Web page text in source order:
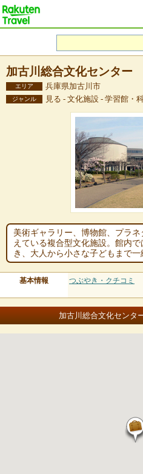
加古川総合文化センター
エリア 兵庫県加古川市
ジャンル 見る - 文化施設 - 学習館・
美術ギャラリー、博物館、プラ
えている複合型文化施設。館内
き、大人から小さな子どもまで一
基本情報 つぶやき・クチコミ
加古川総合文化センタ